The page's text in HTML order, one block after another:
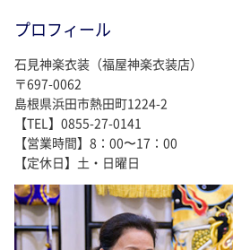
プロフィール
石見神楽衣装（福屋神楽衣装店）
〒697-0062
島根県浜田市熱田町1224-2
【TEL】0855-27-0141
【営業時間】8：00〜17：00
【定休日】土・日曜日